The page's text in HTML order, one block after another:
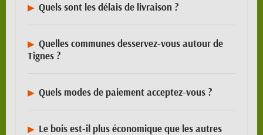
Quels sont les délais de livraison ?
Quelles communes desservez-vous autour de
Tignes ?
Quels modes de paiement acceptez-vous ?
Le bois est-il plus économique que les autres